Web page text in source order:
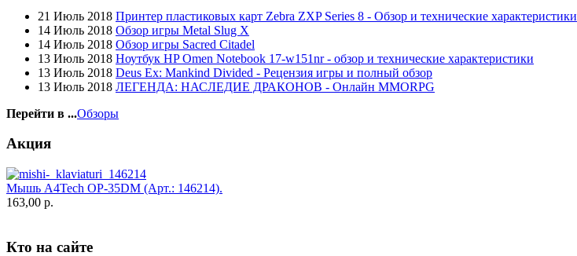
Goclever
Golden field(3)
Grand
Gresso(2)
Hacker
Hp (16)
Htc
Huawei
Impression
Intel
Kme
Logicpower
21 Июль 2018 Принтер пластиковых карт Zebra ZXP Series 8 - Обзор и технические характеристики
14 Июль 2018 Обзор игры Metal Slug X
14 Июль 2018 Обзор игры Sacred Citadel
13 Июль 2018 Ноутбук HP Omen Notebook 17-w151nr - обзор и технические характеристики
13 Июль 2018 Deus Ex: Mankind Divided - Рецензия игры и полный обзор
13 Июль 2018 ЛЕГЕНДА: НАСЛЕДИЕ ДРАКОНОВ - Онлайн MMORPG
Перейти в ...Обзоры
Акция
Мышь A4Tech OP-35DM (Арт.: 146214).
163,00 р.
Кто на сайте